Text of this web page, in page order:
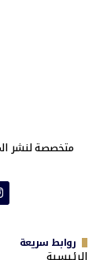
متخصصة لنشر
روابط سريعة